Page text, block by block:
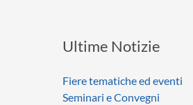
Ultime Notizie
Fiere tematiche ed eventi
Seminari e Convegni